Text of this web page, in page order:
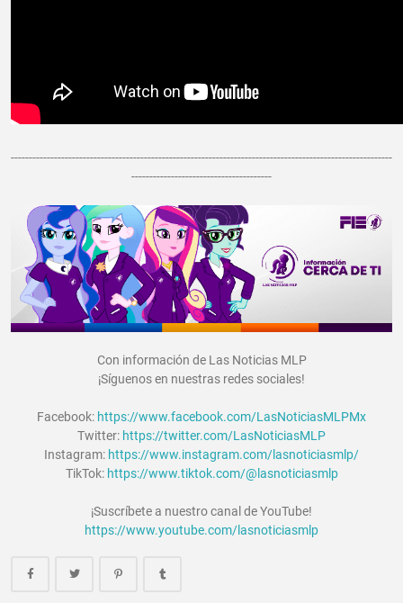
----------------------------------------------------------------------------------------------------------
---------------------------------------
Con información de Las Noticias MLP
¡Síguenos en nuestras redes sociales!
Facebook: https://www.facebook.com/LasNoticiasMLPMx
Twitter: https://twitter.com/LasNoticiasMLP
Instagram: https://www.instagram.com/lasnoticiasmlp/
TikTok: https://www.tiktok.com/@lasnoticiasmlp
¡Suscríbete a nuestro canal de YouTube!
https://www.youtube.com/lasnoticiasmlp